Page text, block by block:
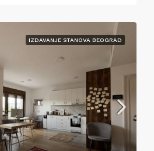
IZDAVANJE STANOVA BEOGRAD